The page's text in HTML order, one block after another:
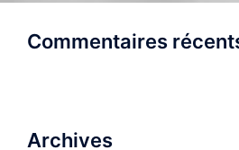
Commentaires
Archives